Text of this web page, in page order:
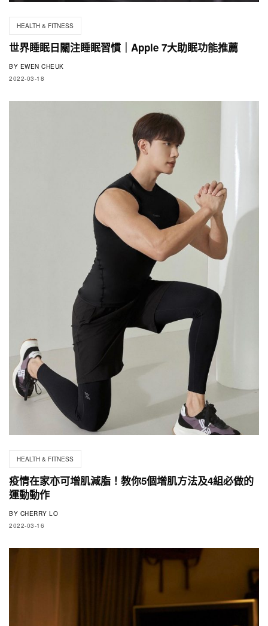
HEALTH & FITNESS
世界睡眠日關注睡眠習慣｜Apple 7大助眠功能推薦
BY EWEN CHEUK
2022-03-18
HEALTH & FITNESS
疫情在家亦可增肌減脂！教你5個增肌方法及4組必做的
運動動作
BY CHERRY LO
2022-03-16